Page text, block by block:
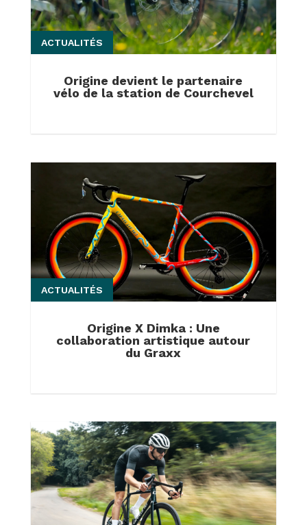
Origine devient le partenaire
vélo de la station de Courchevel
ACTUALITÉS
Origine X Dimka : Une
collaboration artistique autour
du Graxx
ACTUALITÉS